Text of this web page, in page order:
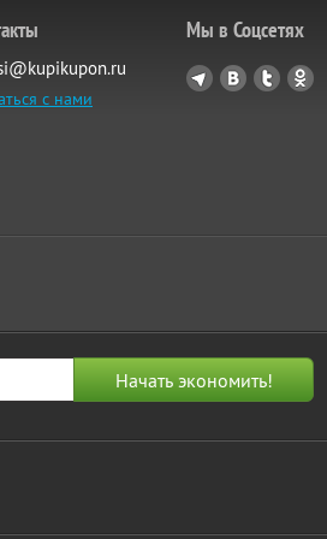
с нами
Мы в Соцсетях